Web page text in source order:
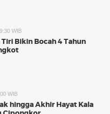
WIB
Bikin Bocah 4 Tahun
WIB
hingga Akhir Hayat Kala